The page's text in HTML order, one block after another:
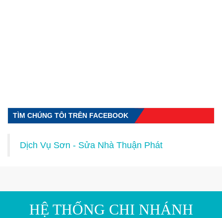
TÌM CHÚNG TÔI TRÊN FACEBOOK
Dịch Vụ Sơn - Sửa Nhà Thuận Phát
HỆ THỐNG CHI NHÁNH